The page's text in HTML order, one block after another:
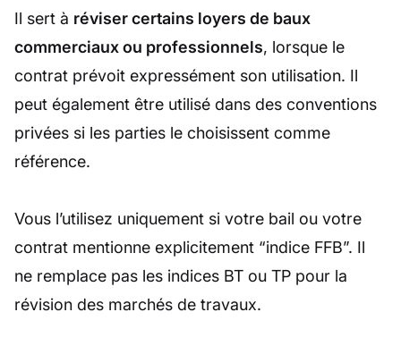
Il sert à réviser certains loyers de baux
commerciaux ou professionnels, lorsque le
contrat prévoit expressément son utilisation. Il
peut également être utilisé dans des conventions
privées si les parties le choisissent comme
référence.
Vous l’utilisez uniquement si votre bail ou votre
contrat mentionne explicitement “indice FFB”. Il
ne remplace pas les indices BT ou TP pour la
révision des marchés de travaux.